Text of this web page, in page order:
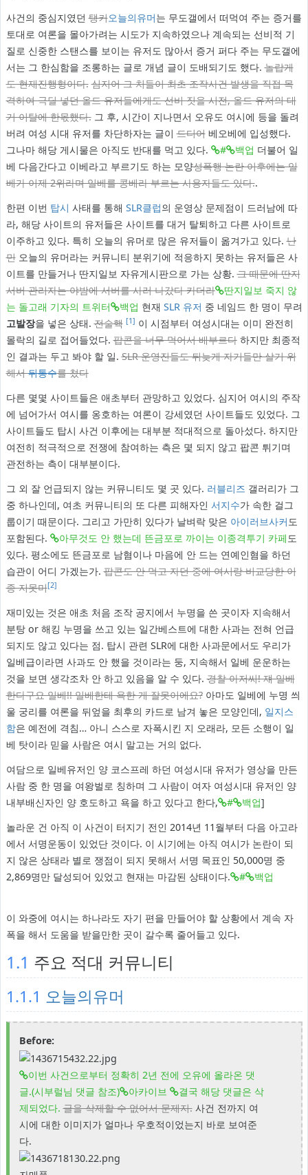
사건의 중심지였던탱커오늘의유머는 무도갤에서 떠먹여 주는 증거를
토대로 여론을 몰아가려는 시도가 지속하였으나 계속되는 선비적 기
질로 신중한 스탠스를 보이는 유저도 많아서 증거 퍼다 주는 무도갤에
서는 그 한심함을 조롱하는 글로 개념 글이 도배되기도 했다.놀랍게
도 현재진행형이다. 심지어 그 치들이 최초 조작사건 발생을 직접 목
격하여 극딜 넣던 올드 유저들에게도 선비 짓을 시전, 올드 유저의 대
거 이탈에 한몫했다.그 후, 시간이 지나면서 오유도 여시에 등을 돌려
버려 여성 시대 유저를 차단하자는 글이드디어베오베에 입성했다.
그나마 해당 게시물은 아직도 반대를 먹고 있다.
# 백업 더불어 일
베 다음간다고 이베라고 부르기도 하는 모양성폭행 논란 이후에는 일
베가 이제 2위라며 일베를 콩베라 부르는 사용자들도 있다..
한편 이번 탑시 사태를 통해 SLR클럽의 운영상 문제점이 드러남에 따
라, 해당 사이트의 유저들은 사이트를 대거 탈퇴하고 다른 사이트로
이주하고 있다. 특히 오늘의 유머로 많은 유저들이 옮겨가고 있다.난
민오늘의 유머라는 커뮤니티 분위기에 적응하지 못하는 유저들은 사
이트를 만들거나 딴지일보 자유게시판으로 가는 상황.그 때문에 딴지
서버 관리자는 야밤에 서버를 사러 나갔다 카더라
딴지일보 죽지 않
는 돌고래 기자의 트위터
백업 현재 SLR 유저 중 네임드 한 명이 무려
고발장을 넣은 상태.전술핵 [1] 이 시점부터 여성시대는 이미 완전히
몰락의 길로 접어들었다.팝콘을 너무 먹어서 배부르다하지만 최종적
인 결과는 두고 봐야 할 일.SLR 운영진들도 뒤늦게 자기들만 살기 위
해서뒤통수를 쳤다
다른 몇몇 사이트들은 애초부터 관망하고 있었다. 심지어 여시의 주작
에 넘어가서 여시를 옹호하는 여론이 강세였던 사이트들도 있었다. 그
사이트들도 탑시 사건 이후에는 대부분 적대적으로 돌아섰다. 하지만
여전히 적극적으로 전쟁에 참여하는 측은 몇 되지 않고 팝콘 튀기며
관전하는 측이 대부분이다.
그 외 잘 언급되지 않는 커뮤니티도 몇 곳 있다. 러블리즈 갤러리가 그
중 하나인데, 여초 커뮤니티의 또 다른 피해자인 서지수가 속한 걸그
룹이기 때문이다. 그리고 가만히 있다가 날벼락 맞은 아이러브사커도
포함된다.
아무것도 안 했는데 뜬금포로 까이는 이종격투기 카페도
있다. 평소에도 뜬금포로 남혐이나 마음에 안 드는 연예인혐을 하던
습관이 어디 가겠는가.팝콘도 안 먹고 자던 중에 여시랑 비교당한 이
종 지못미[2]
재미있는 것은 애초 처음 조작 공지에서 누명을 쓴 곳이자 지속해서
분탕 or 해킹 누명을 쓰고 있는 일간베스트에 대한 사과는 전혀 언급
되지도 않고 있다는 점. 탑시 관련 SLR에 대한 사과문에서도 우리가
일베급이라면 사과도 안 했을 것이라는 둥, 지속해서 일베 운운하는
것을 보면 생각조차 안 하고 있음을 알 수 있다.경찰 아저씨! 쟤 일베
한다구요 일베!! 일베한테 욕한 게 잘못이에요?아마도 일베에 누명 씌
울 궁리를 여론을 뒤엎을 최후의 카드로 남겨 놓은 모양인데, 일지스
함은 예전에 격침… 아니 스스로 자폭시킨 지 오래라, 모든 소행이 일
베 탓이라 믿을 사람은 여시 말고는 거의 없다.
여담으로 일베유저인 양 코스프레 하던 여성시대 유저가 영상을 만든
사람 중 한 명을 여왕벌로 칭하며 그 사람이 여자 여성시대 유저인 양
내부배신자인 양 호도하고 욕을 하고 있다고 한다,
# 백업]
놀라운 건 아직 이 사건이 터지기 전인 2014년 11월부터 다음 아고라
에서 서명운동이 있었단 것이다. 이 시기에는 아직 여시가 논란이 되
지 않은 상태라 별로 쟁점이 되지 못해서 서명 목표인 50,000명 중
2,869명만 달성되어 있었고 현재는 마감된 상태이다.
# 백업
이 와중에 여시는 하나라도 자기 편을 만들어야 할 상황에서 계속 자
폭을 해서 도움을 받을만한 곳이 갈수록 줄어들고 있다.
1.1 주요 적대 커뮤니티
1.1.1 오늘의유머
Before:
이번 사건으로부터 정확히 2년 전에 오유에 올라온 댓
글.(시부럴님 댓글 참조)
아카이브
결국 해당 댓글은 삭
제되었다. 글을 삭제할 수 없어서 문제지.사건 전까지 여
시에 대한 이미지가 얼마나 우호적이었는지 바로 보여준
다.